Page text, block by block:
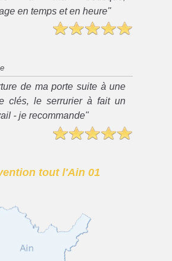
en temps et en heure"
de ma porte suite à une
clés, le serrurier à fait un
- je recommande"
tout l'Ain 01